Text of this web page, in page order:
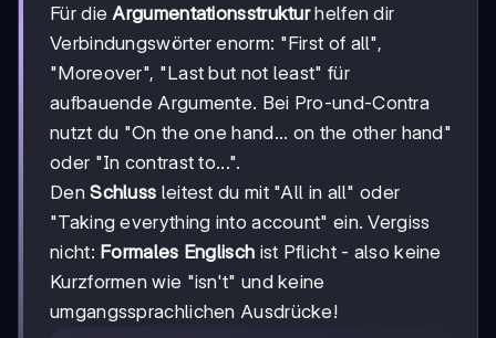
Für dieArgumentationsstrukturhelfen dir
Verbindungswörter enorm: "First of all",
"Moreover", "Last but not least" für
aufbauende Argumente. Bei Pro-und-Contra
nutzt du "On the one hand... on the other hand"
oder "In contrast to...".
DenSchluss leitest du mit "All in all" oder
"Taking everything into account" ein. Vergiss
nicht: Formales Englisch ist Pflicht - also keine
Kurzformen wie "isn't" und keine
umgangssprachlichen Ausdrücke!